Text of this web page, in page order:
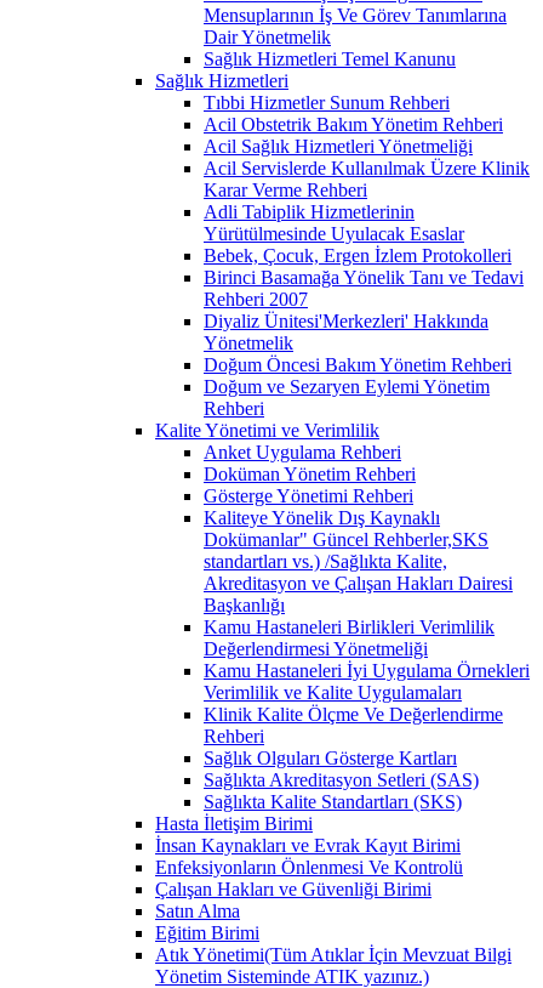
Mensuplarının İş Ve Görev Tanımlarına
Dair Yönetmelik
Sağlık Hizmetleri Temel Kanunu
Sağlık Hizmetleri
Tıbbi Hizmetler Sunum Rehberi
Acil Obstetrik Bakım Yönetim Rehberi
Acil Sağlık Hizmetleri Yönetmeliği
Acil Servislerde Kullanılmak Üzere Klinik
Karar Verme Rehberi
Adli Tabiplik Hizmetlerinin
Yürütülmesinde Uyulacak Esaslar
Bebek, Çocuk, Ergen İzlem Protokolleri
Birinci Basamağa Yönelik Tanı ve Tedavi
Rehberi 2007
Diyaliz Ünitesi'Merkezleri' Hakkında
Yönetmelik
Doğum Öncesi Bakım Yönetim Rehberi
Doğum ve Sezaryen Eylemi Yönetim
Rehberi
Kalite Yönetimi ve Verimlilik
Anket Uygulama Rehberi
Doküman Yönetim Rehberi
Gösterge Yönetimi Rehberi
Kaliteye Yönelik Dış Kaynaklı
Dokümanlar" Güncel Rehberler,SKS
standartları vs.) /Sağlıkta Kalite,
Akreditasyon ve Çalışan Hakları Dairesi
Başkanlığı
Kamu Hastaneleri Birlikleri Verimlilik
Değerlendirmesi Yönetmeliği
Kamu Hastaneleri İyi Uygulama Örnekleri
Verimlilik ve Kalite Uygulamaları
Klinik Kalite Ölçme Ve Değerlendirme
Rehberi
Sağlık Olguları Gösterge Kartları
Sağlıkta Akreditasyon Setleri (SAS)
Sağlıkta Kalite Standartları (SKS)
Hasta İletişim Birimi
İnsan Kaynakları ve Evrak Kayıt Birimi
Enfeksiyonların Önlenmesi Ve Kontrolü
Çalışan Hakları ve Güvenliği Birimi
Satın Alma
Eğitim Birimi
Atık Yönetimi(Tüm Atıklar İçin Mevzuat Bilgi
Yönetim Sisteminde ATIK yazınız.)